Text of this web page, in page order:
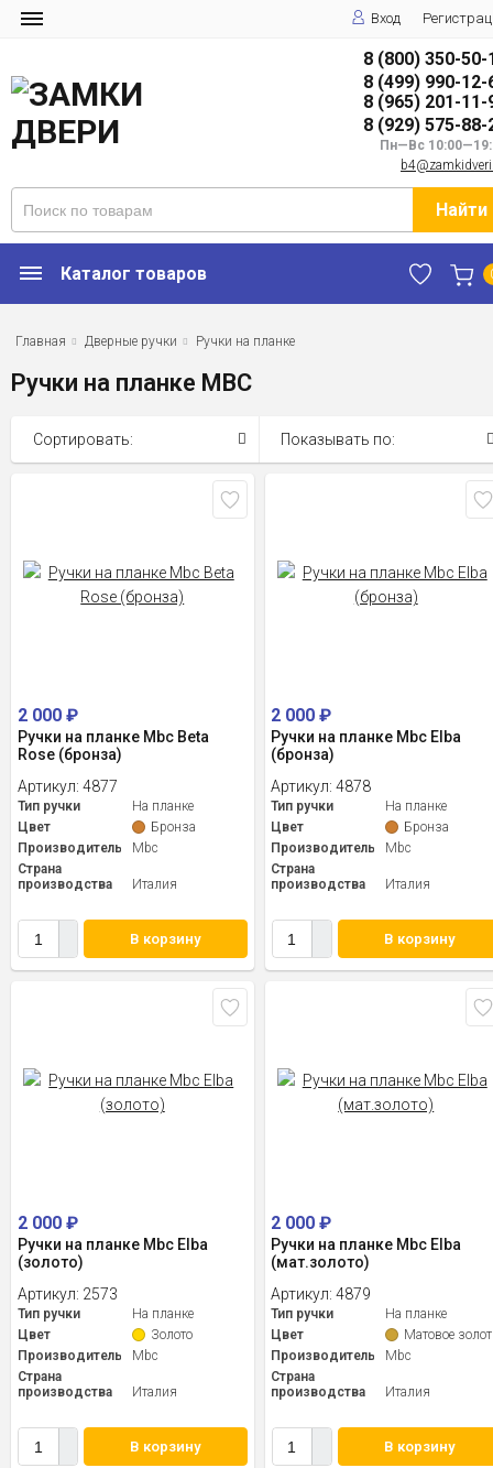
Вход
8 (800) 350-50-
8 (499) 990-12-
8 (965) 201-11-
8 (929) 575-88-
Пн—Вс
Найти
Каталог товаров
Главная Дверные ручки Ручки на планке
Ручки на планке MBC
Сортировать: Показывать по:
2 000 ₽
Ручки на планке Mbc Beta
Rose (бронза)
Артикул: 4877
Тип ручки
На планке
Цвет
Бронза
Производитель
Mbc
Страна
производства
Италия
В корзину
2 000₽
Ручки на планке Mbc Elba
(бронза)
Артикул:4878
Тип ручки
На планке
Цвет
Бронза
Производитель
Mbc
Страна
производства
Италия
В корзину
2 000 ₽
Ручки на планке Mbc Elba
(золото)
Артикул: 2573
Тип ручки
На планке
Цвет
Золото
Производитель
Mbc
Страна
производства
Италия
В корзину
2 000₽
Ручки на планке Mbc Elba
(мат.золото)
Артикул:4879
Тип ручки
На планке
Цвет
Матовое
Производитель
Mbc
Страна
производства
Италия
В корзину